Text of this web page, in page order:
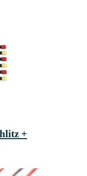
+